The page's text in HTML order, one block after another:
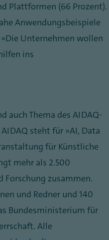
Plattformen (66 Prozent).
Anwendungsbeispiele
Unternehmen wollen
ins
auch Thema des AIDAQ-
steht für „AI, Data
für Künstliche
mehr als 2.500
zusammen.
und Redner und 140
Bundesministerium für
Alle